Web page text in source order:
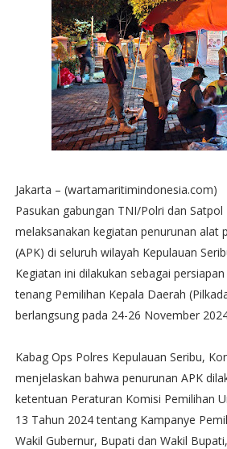
Jakarta – (wartamaritimindonesia.com)
Pasukan gabungan TNI/Polri dan Satpol
melaksanakan kegiatan penurunan alat
(APK) di seluruh wilayah Kepulauan
Kegiatan ini dilakukan sebagai
tenang Pemilihan Kepala Daerah
berlangsung pada 24-26 November
Kabag Ops Polres Kepulauan Seribu,
menjelaskan bahwa penurunan APK
ketentuan Peraturan Komisi Pemilihan
13 Tahun 2024 tentang Kampanye
Wakil Gubernur, Bupati dan Wakil